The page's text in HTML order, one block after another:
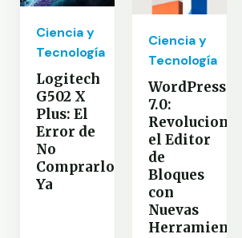
Ciencia y
Tecnología
Logitech
G502 X
Plus: El
Error de
No
Comprarlo
Ya
Ciencia y
Tecnología
WordPress
7.0:
Revoluciona
el Editor
de
Bloques
con
Nuevas
Herramientas